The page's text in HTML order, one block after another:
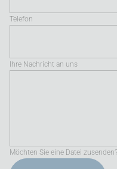
Telefon
Ihre Nachricht an uns
Möchten Sie eine Datei